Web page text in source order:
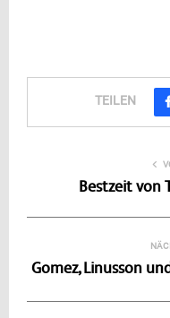
TEILEN
Bestzeit von
Gomez, Linusson